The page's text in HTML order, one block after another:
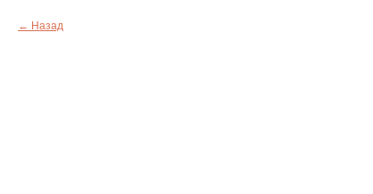
Назад